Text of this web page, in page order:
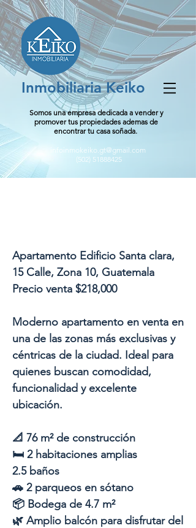
Inmobiliaria Keiko
Somos una empresa dedicada a vender y
promover tus propiedades ademas de
encontrar tu casa soñada.
infoinmokeiko.gt@gmail.com
(502) 51888425
Apartamento Edificio Santa clara,
15 Calle, Zona 10, Guatemala
Precio venta $218,000
Moderno apartamento en venta en
una de las zonas más exclusivas y
céntricas de la ciudad. Ideal para
quienes buscan comodidad,
funcionalidad y excelente
ubicación.
📐 76 m² de construcción
🛏 2 habitaciones amplias
2.5 baños
🚗 2 parqueos en sótano
📦 Bodega de 4.7 m²
🌿 Amplio balcón para disfrutar del